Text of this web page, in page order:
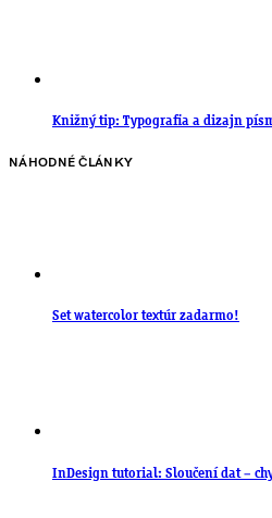
Knižný tip: Typografia a dizajn
NÁHODNÉ ČLÁNKY
Set watercolor textúr zadarmo!
InDesign tutorial: Sloučení dat –